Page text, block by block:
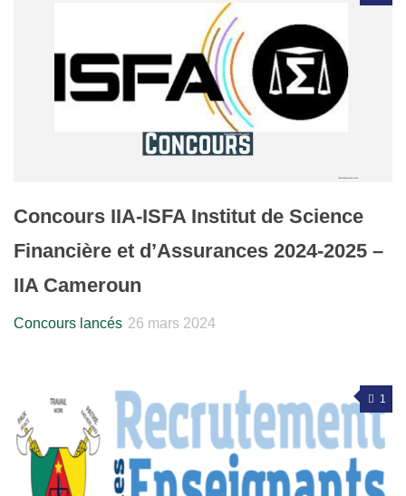
Concours IIA-ISFA Institut de Science
Financière et d’Assurances 2024-2025 –
IIA Cameroun
Concours lancés 26 mars 2024
1